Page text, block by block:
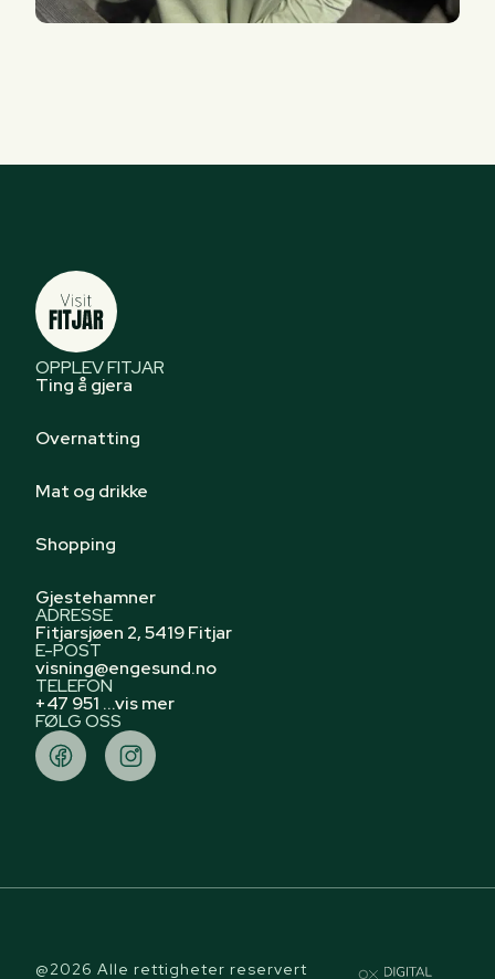
OPPLEV FITJAR
Ting å gjera
Overnatting
Mat og drikke
Shopping
Gjestehamner
ADRESSE
Fitjarsjøen 2, 5419 Fitjar
E-POST
visning@engesund.no
TELEFON
+47 951 ...vis mer
FØLG OSS
@2026 Alle rettigheter reservert